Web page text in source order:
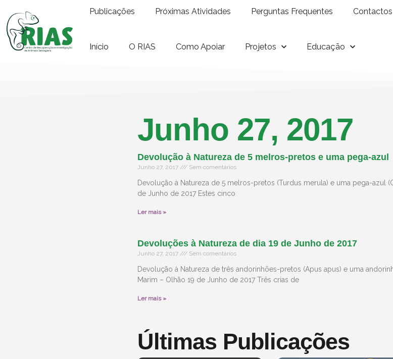
Publicações Próximas Atividades Perguntas Frequentes Contactos
Início O RIAS Como Apoiar Projetos Educação
Junho 27, 2017
Devolução à Natureza de 5 melros-pretos e uma pega-azul
Junho 27, 2017 Sem comentários
Devolução à Natureza de 5 melros-pretos (Turdus merula) e uma pega-azul
de Junho de 2017 Estes cinco
Ler mais »
Devoluções à Natureza de dia 19 de Junho de 2017
Junho 27, 2017 Sem comentários
Devolução à Natureza de três andorinhões-pretos (Apus apus) e uma
Marim – Olhão 19 de Junho de 2017 Três crias de
Ler mais »
Últimas Publicações